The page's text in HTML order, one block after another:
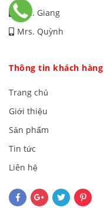
Mrs. Giang
Mrs. Quỳnh
Thông tin khách hàng
Trang chủ
Giới thiệu
Sản phẩm
Tin tức
Liên hệ